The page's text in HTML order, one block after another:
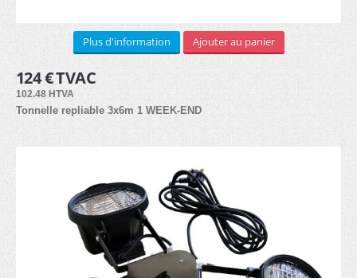
Arches (1)
Kit de côtés (2)
Lampes hallogènes chauffantes (1)
Lampes LED (1)
STRUCTURE ALUMINIUM
Plus d'information Ajouter au panier
124 € TVAC
102.48 HTVA
Tonnelle repliable 3x6m 1 WEEK-END